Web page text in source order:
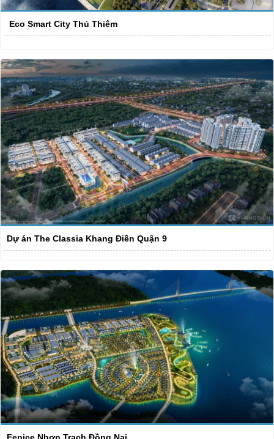
Eco Smart City Thủ Thiêm
Dự án The Classia Khang Điền Quận 9